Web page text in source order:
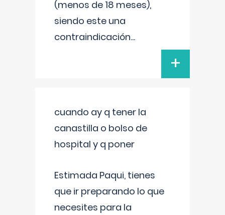
(menos de 18 meses),
siendo este una
contraindicación...
+
cuando ay q tener la
canastilla o bolso de
hospital y q poner
Estimada Paqui, tienes
que ir preparando lo que
necesites para la